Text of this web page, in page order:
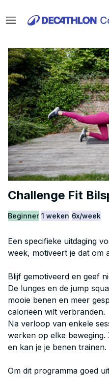
Menu
Challenge Fit
Beginner 1 weken 6x/week
Een specifieke uitdaging
week, motiveert je dat om
Blijf gemotiveerd en geef
De lunges en de jump
mooie benen en meer
calorieën wilt verbranden.
Na verloop van enkele
werken op elke beweging.
en kan je je benen trainen.
Om dit programma goed